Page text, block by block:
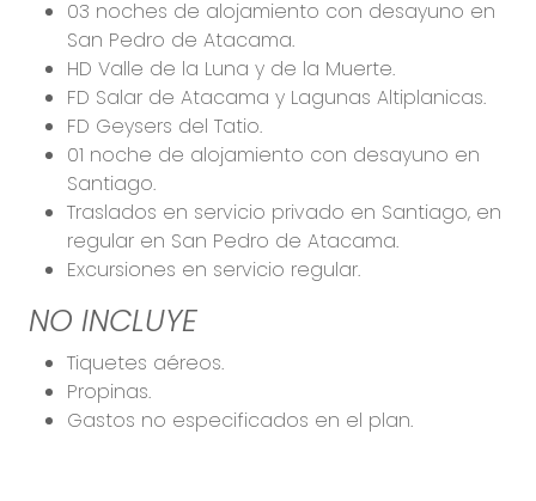
03 noches de alojamiento con desayuno en
San Pedro de Atacama.
HD Valle de la Luna y de la Muerte.
FD Salar de Atacama y Lagunas Altiplanicas.
FD Geysers del Tatio.
01 noche de alojamiento con desayuno en
Santiago.
Traslados en servicio privado en Santiago, en
regular en San Pedro de Atacama.
Excursiones en servicio regular.
NO INCLUYE
Tiquetes aéreos.
Propinas.
Gastos no especificados en el plan.